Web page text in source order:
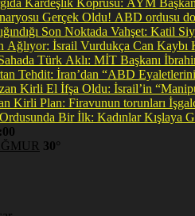
Kardeşlik Köprüsü: AYM
Kıyamet Senaryosu
Son Noktada Vahşet: Katil
Ağlıyor: İsrail Vurdukça Can Kaybı
Türk Aklı: MİT Başkanı
Tehdit: İran’dan “ABD
Kirli El İfşa Oldu: İsrail’in
Bir İlk: Kadınlar Kışlaya
30°